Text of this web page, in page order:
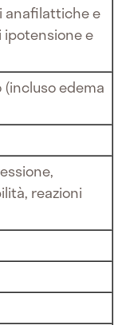
anafilattiche e
e
edema
reazioni